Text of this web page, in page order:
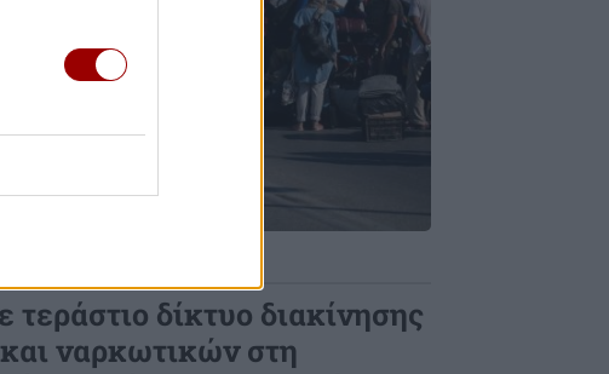
δίκτυο διακίνησης
ναρκωτικών στη